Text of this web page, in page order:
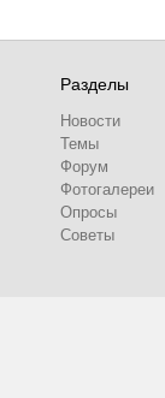
Разделы
Новости
Темы
Форум
Фотогалереи
Опросы
Советы